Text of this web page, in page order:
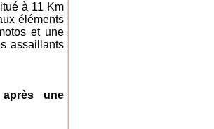
à 11 Km
éléments
et une
assaillants
une